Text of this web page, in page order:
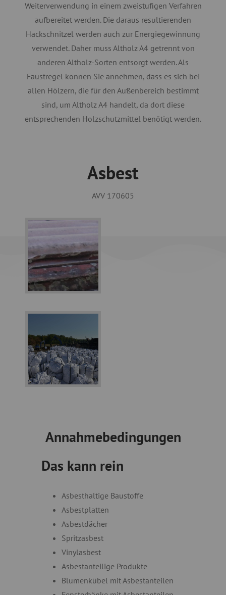
Weiterverwendung in einem zweistufigen Verfahren
aufbereitet werden. Die daraus resultierenden
Hackschnitzel werden auch zur Energiegewinnung
verwendet. Daher muss Altholz A4 getrennt von
anderen Altholz-Sorten entsorgt werden. Als
Faustregel können Sie annehmen, dass es sich bei
allen Hölzern, die für den Außenbereich bestimmt
sind, um Altholz A4 handelt, da dort diese
entsprechenden Holzschutzmittel benötigt werden.
Asbest
AVV 170605
Annahmebedingungen
Das kann rein
Asbesthaltige Baustoffe
Asbestplatten
Asbestdächer
Spritzasbest
Vinylasbest
Asbestanteilige Produkte
Blumenkübel mit Asbestanteilen